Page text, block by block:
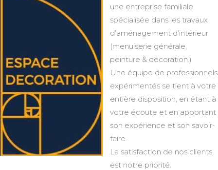
une entreprise familiale
spécialisée dans les travaux
d’aménagement d’intérieur
(menuiserie générale,
peinture & décoration.)
Une équipe de professionnels
expérimentés se tient à votre
entière disposition, en étant à
votre écoute et en apportant
son expérience et son savoir-
faire.
La satisfaction de nos clients
est notre priorité.